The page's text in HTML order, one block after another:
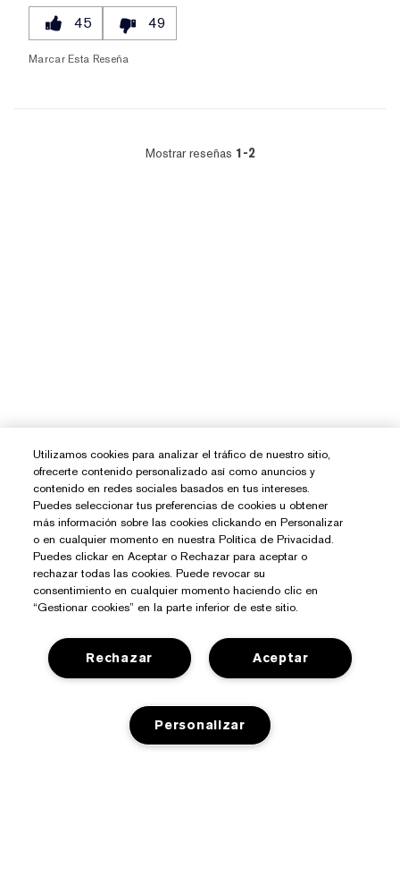
45 49
Marcar Esta Reseña
Mostrar reseñas 1-2
¿Necesitas Ayuda?
Contactar Fabricante
Sobre Estée Lauder
Utilizamos cookies para analizar el tráfico de nuestro sitio,
ofrecerte contenido personalizado así como anuncios y
contenido en redes sociales basados en tus intereses.
Puedes seleccionar tus preferencias de cookies u obtener
más información sobre las cookies clickando en Personalizar
o en cualquier momento en nuestra Política de Privacidad.
Puedes clickar en Aceptar o Rechazar para aceptar o
rechazar todas las cookies. Puede revocar su
consentimiento en cualquier momento haciendo clic en
“Gestionar cookies” en la parte inferior de este sitio.
Aceptar
Rechazar
Personalizar